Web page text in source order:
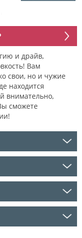
и драйв,
Вам
свои, но и чужие
находится
внимательно,
сможете